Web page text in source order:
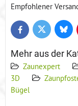
FacebookTwitter
Mehr aus der
Zaunexpert
3D
Bügel